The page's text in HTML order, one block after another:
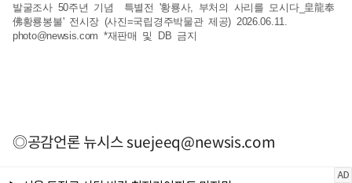
발굴조사 50주년 기념 특별전 '황룡사, 부처의 사리를 모시다_皇龍奉
佛황룡봉불' 전시장 (사진=국립경주박물관 제공) 2026.06.11.
photo@newsis.com *재판매 및 DB 금지
◎공감언론 뉴시스suejeeq@newsis.com